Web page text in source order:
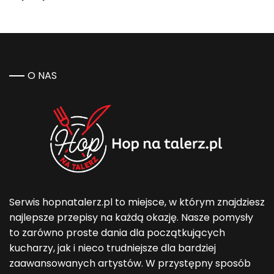
O NAS
Serwis hopnatalerz.pl to miejsce, w którym znajdziesz
najlepsze przepisy na każdą okazję. Nasze pomysły
to zarówno proste dania dla początkujących
kucharzy, jak i nieco trudniejsze dla bardziej
zaawansowanych artystów. W przystępny sposób